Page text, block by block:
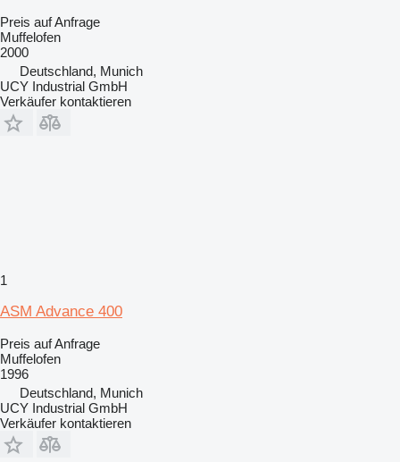
Preis auf Anfrage
Muffelofen
2000
Deutschland, Munich
UCY Industrial GmbH
Verkäufer kontaktieren
1
ASM Advance 400
Preis auf Anfrage
Muffelofen
1996
Deutschland, Munich
UCY Industrial GmbH
Verkäufer kontaktieren